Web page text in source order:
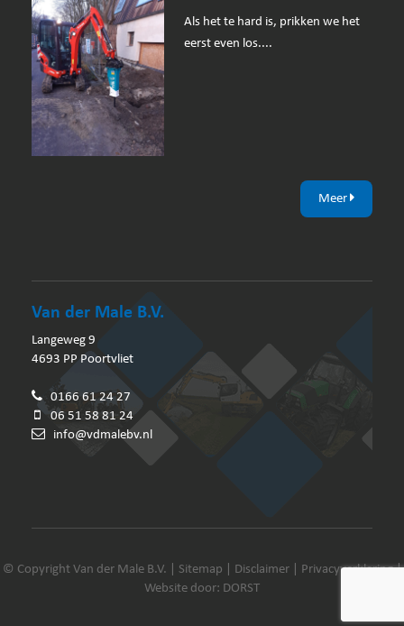
Als het te hard is, prikken we het
eerst even los....
Meer
Van der Male B.V.
Langeweg 9
4693 PP Poortvliet
0166 61 24 27
06 51 58 81 24
info@vdmalebv.nl
© Copyright Van der Male B.V. | Sitemap Disclaimer| Privacyverklaring|
Website door: DORST